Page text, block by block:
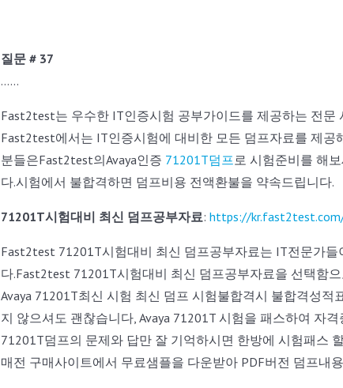
질문 # 37
......
Fast2test는 우수한 IT인증시험 공부가이드를 제공하는 전
Fast2test에서는 IT인증시험에 대비한 모든 덤프자료를 제공
분들은Fast2test의Avaya인증 71201T덤프로 시험준비를 해
다.시험에서 불합격하면 덤프비용 전액환불을 약속드립니다.
71201T시험대비 최신 덤프공부자료: https://
Fast2test 71201T시험대비 최신 덤프공부자료는 IT전문가
다.Fast2test 71201T시험대비 최신 덤프공부자료을 선택함
Avaya 71201T최신 시험 최신 덤프 시험불합격시 불합격성
지 않으셔도 괜찮습니다, Avaya 71201T 시험을 패스하여 자
71201T덤프의 문제와 답만 잘 기억하시면 한방에 시험패스
매전 구매사이트에서 무료샘플을 다운받아 PDF버전 덤프내